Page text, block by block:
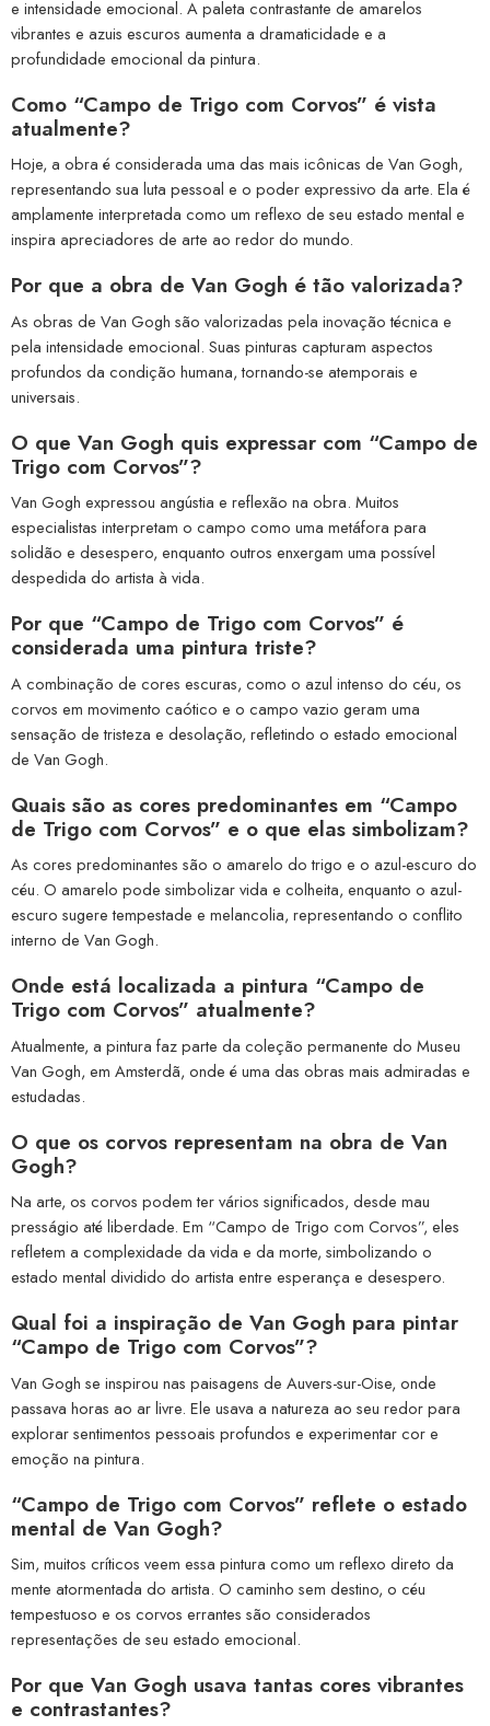
e intensidade emocional. A paleta contrastante de amarelos
vibrantes e azuis escuros aumenta a dramaticidade e a
profundidade emocional da pintura.
Como “Campo de Trigo com Corvos” é vista
atualmente?
Hoje, a obra é considerada uma das mais icônicas de Van Gogh,
representando sua luta pessoal e o poder expressivo da arte. Ela é
amplamente interpretada como um reflexo de seu estado mental e
inspira apreciadores de arte ao redor do mundo.
Por que a obra de Van Gogh é tão valorizada?
As obras de Van Gogh são valorizadas pela inovação técnica e
pela intensidade emocional. Suas pinturas capturam aspectos
profundos da condição humana, tornando-se atemporais e
universais.
O que Van Gogh quis expressar com “Campo de
Trigo com Corvos”?
Van Gogh expressou angústia e reflexão na obra. Muitos
especialistas interpretam o campo como uma metáfora para
solidão e desespero, enquanto outros enxergam uma possível
despedida do artista à vida.
Por que “Campo de Trigo com Corvos” é
considerada uma pintura triste?
A combinação de cores escuras, como o azul intenso do céu, os
corvos em movimento caótico e o campo vazio geram uma
sensação de tristeza e desolação, refletindo o estado emocional
de Van Gogh.
Quais são as cores predominantes em “Campo
de Trigo com Corvos” e o que elas simbolizam?
As cores predominantes são o amarelo do trigo e o azul-escuro do
céu. O amarelo pode simbolizar vida e colheita, enquanto o azul-
escuro sugere tempestade e melancolia, representando o conflito
interno de Van Gogh.
Onde está localizada a pintura “Campo de
Trigo com Corvos” atualmente?
Atualmente, a pintura faz parte da coleção permanente do Museu
Van Gogh, em Amsterdã, onde é uma das obras mais admiradas e
estudadas.
O que os corvos representam na obra de Van
Gogh?
Na arte, os corvos podem ter vários significados, desde mau
presságio até liberdade. Em “Campo de Trigo com Corvos”, eles
refletem a complexidade da vida e da morte, simbolizando o
estado mental dividido do artista entre esperança e desespero.
Qual foi a inspiração de Van Gogh para pintar
“Campo de Trigo com Corvos”?
Van Gogh se inspirou nas paisagens de Auvers-sur-Oise, onde
passava horas ao ar livre. Ele usava a natureza ao seu redor para
explorar sentimentos pessoais profundos e experimentar cor e
emoção na pintura.
“Campo de Trigo com Corvos” reflete o estado
mental de Van Gogh?
Sim, muitos críticos veem essa pintura como um reflexo direto da
mente atormentada do artista. O caminho sem destino, o céu
tempestuoso e os corvos errantes são considerados
representações de seu estado emocional.
Por que Van Gogh usava tantas cores vibrantes
e contrastantes?